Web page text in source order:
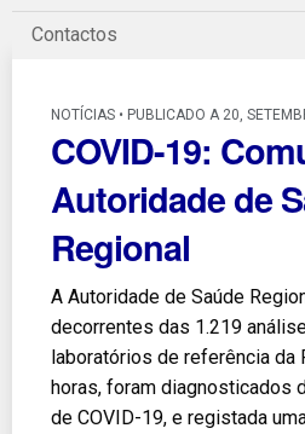
Contactos
NOTÍCIAS • PUBLICADO A 20,
COVID-19:
Autoridade de
Regional
A Autoridade de Saúde
decorrentes das 1.219
laboratórios de referência da
horas, foram diagnosticados
de COVID-19, e registada